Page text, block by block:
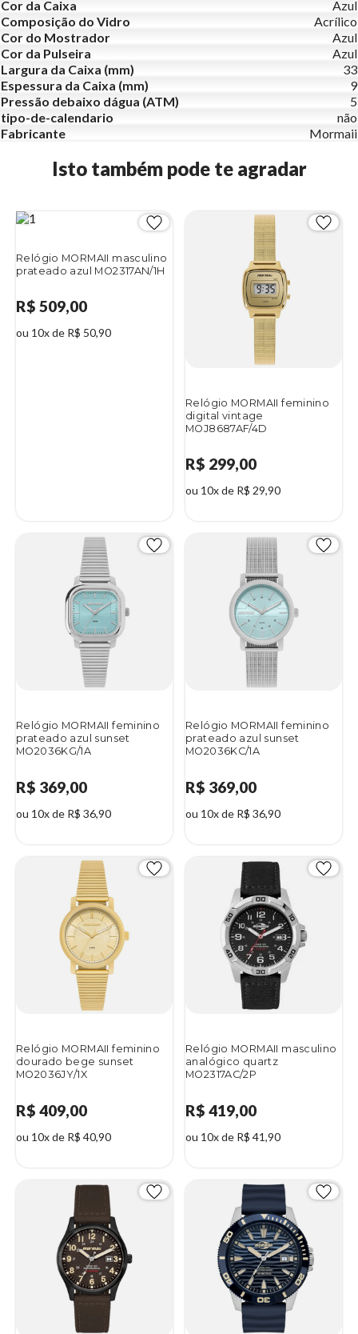
Cor da Caixa
Azul
Composição do Vidro
Acrílico
Cor do Mostrador
Azul
Cor da Pulseira
Azul
Largura da Caixa (mm)
33
Espessura da Caixa (mm)
9
Pressão debaixo dágua (ATM)
5
tipo-de-calendario
não
Fabricante
Mormaii
Isto também pode te agradar
Relógio MORMAII masculino
prateado azul MO2317AN/1H
R$ 509,00
ou 10x de R$ 50,90
Relógio MORMAII feminino
digital vintage
MOJ8687AF/4D
R$ 299,00
ou 10x de R$ 29,90
Relógio MORMAII feminino
prateado azul sunset
MO2036KG/1A
R$ 369,00
ou 10x de R$ 36,90
Relógio MORMAII feminino
prateado azul sunset
MO2036KC/1A
R$ 369,00
ou 10x de R$ 36,90
Relógio MORMAII feminino
dourado bege sunset
MO2036JY/1X
R$ 409,00
ou 10x de R$ 40,90
Relógio MORMAII masculino
analógico quartz
MO2317AC/2P
R$ 419,00
ou 10x de R$ 41,90